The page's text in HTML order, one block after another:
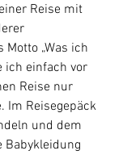
Reise mit
„Was ich
ich einfach vor
Reise nur
Im Reisegepäck
und dem
Babykleidung